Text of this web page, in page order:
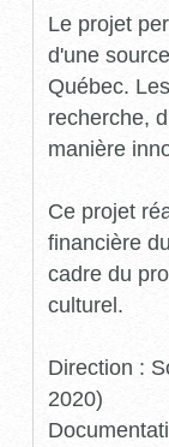
Le projet
d'une
Québec.
recherche,
manière
Ce projet
financière
cadre du
culturel.
Direction :
2020)